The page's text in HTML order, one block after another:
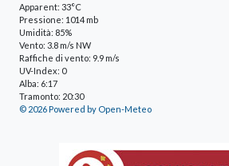
Apparent: 33°C
Pressione: 1014 mb
Umidità: 85%
Vento: 3.8 m/s NW
Raffiche di vento: 9.9 m/s
UV-Index: 0
Alba: 6:17
Tramonto: 20:30
© 2026 Powered by Open-Meteo